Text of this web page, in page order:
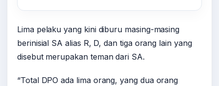
Lima pelaku yang kini diburu masing-masing
berinisial SA alias R, D, dan tiga orang lain yang
disebut merupakan teman dari SA.
“Total DPO ada lima orang, yang dua orang